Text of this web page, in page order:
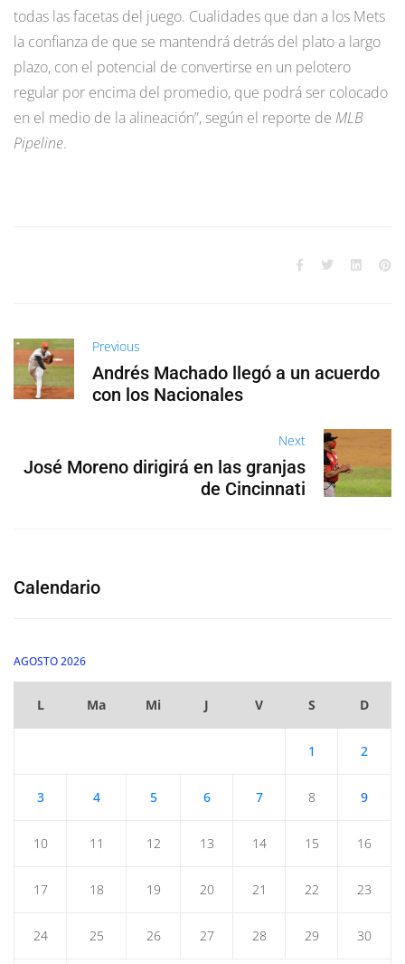
todas las facetas del juego. Cualidades que dan a los Mets
la confianza de que se mantendrá detrás del plato a largo
plazo, con el potencial de convertirse en un pelotero
regular por encima del promedio, que podrá ser colocado
en el medio de la alineación”, según el reporte de MLB
Pipeline.
Previous
Andrés Machado llegó a un acuerdo
con los Nacionales
Next
José Moreno dirigirá en las granjas
de Cincinnati
Calendario
AGOSTO 2026
L Ma Mi J V S D
1 2
3 4 5 6 7 8 9
10 11 12 13 14 15 16
17 18 19 20 21 22 23
24 25 26 27 28 29 30